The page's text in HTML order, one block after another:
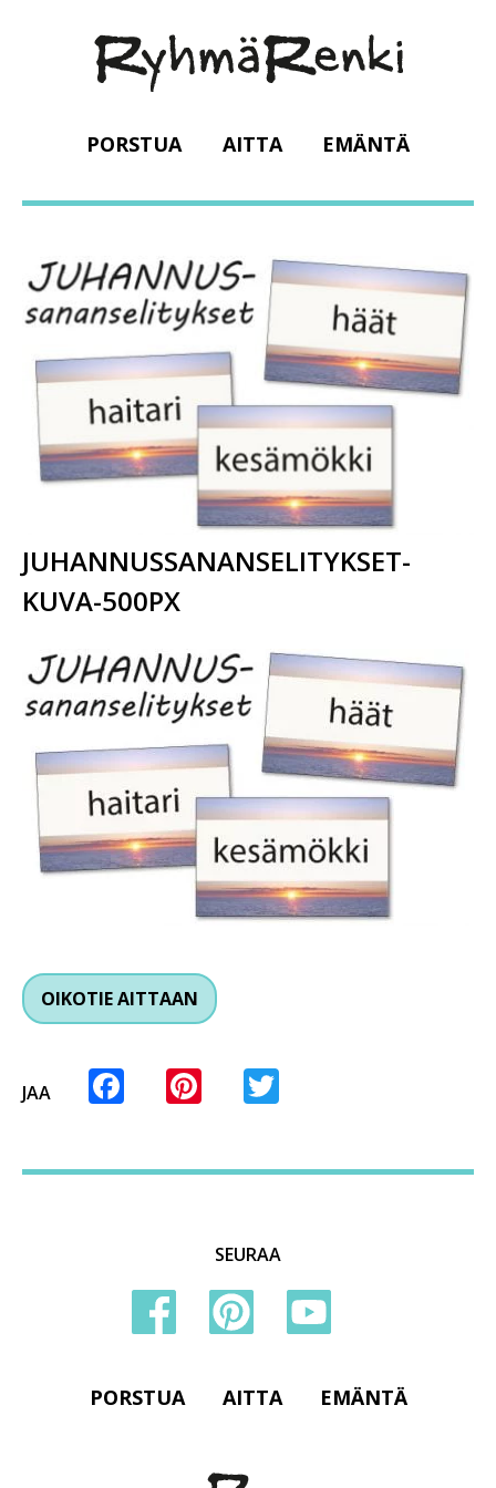
PORSTUA AITTA EMÄNTÄ
JUHANNUSSANANSELITYKSET-
KUVA-500PX
OIKOTIE AITTAAN
JAA Facebook
Pinterest
SEURAA
PORSTUA AITTA EMÄNTÄ